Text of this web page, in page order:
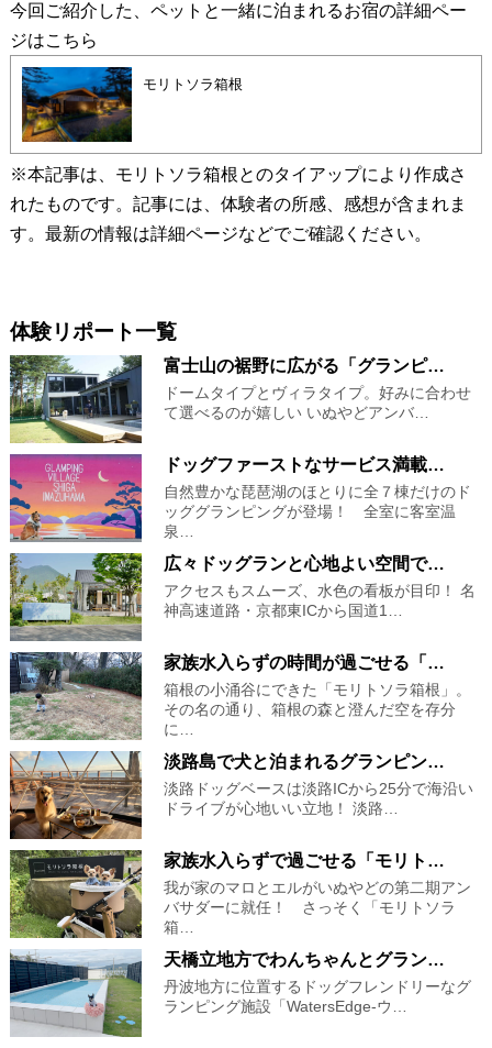
今回ご紹介した、ペットと一緒に泊まれるお宿の詳細ペー
ジはこちら
モリトソラ箱根
※本記事は、モリトソラ箱根とのタイアップにより作成さ
れたものです。記事には、体験者の所感、感想が含まれま
す。最新の情報は詳細ページなどでご確認ください。
体験リポート一覧
富士山の裾野に広がる「グランピ…
ドームタイプとヴィラタイプ。好みに合わせ
て選べるのが嬉しい いぬやどアンバ…
ドッグファーストなサービス満載…
自然豊かな琵琶湖のほとりに全７棟だけのド
ッググランピングが登場！ 全室に客室温
泉…
広々ドッグランと心地よい空間で…
アクセスもスムーズ、水色の看板が目印！ 名
神高速道路・京都東ICから国道1…
家族水入らずの時間が過ごせる「…
箱根の小涌谷にできた「モリトソラ箱根」。
その名の通り、箱根の森と澄んだ空を存分
に…
淡路島で犬と泊まれるグランピン…
淡路ドッグベースは淡路ICから25分で海沿い
ドライブが心地いい立地！ 淡路…
家族水入らずで過ごせる「モリト…
我が家のマロとエルがいぬやどの第二期アン
バサダーに就任！ さっそく「モリトソラ
箱…
天橋立地方でわんちゃんとグラン…
丹波地方に位置するドッグフレンドリーなグ
ランピング施設「WatersEdge-ウ…